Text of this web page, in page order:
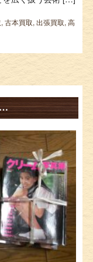
,古本買取,出張買取,高